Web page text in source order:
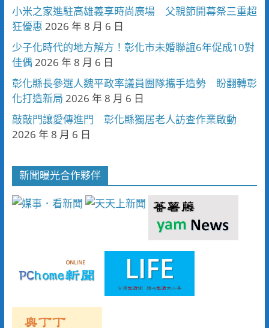
小米之家進駐高雄義享時尚廣場 父親節開幕祭三重超
狂優惠 2026 年 8 月 6 日
少子化時代的地方解方！彰化市未婚聯誼6年促成10對
佳偶 2026 年 8 月 6 日
彰化縣長參選人魏平政率議員團隊攜手造勢 盼翻轉彰
化打造新局 2026 年 8 月 6 日
敲敲門讓愛傳進門 彰化縣獨居老人訪查作業啟動
2026 年 8 月 6 日
新聞曝光合作夥伴